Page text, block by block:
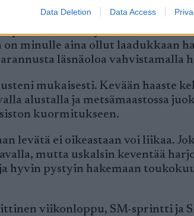
Data Deletion Data Access
Yhtenä merkittävänä
itse. Käytin toki
on minulle aina ollut laadukkaan
läsnäoloa vahvistamalla
mukaisesti. Kevään
alustalla ja metsämaastossa
kuormitukseen.
levätä ei oikeastaan voi liikaa.
mutta uskalsin keventää
hyvin pystyin hakemaan
viikonloppu, SM-sprintti ja